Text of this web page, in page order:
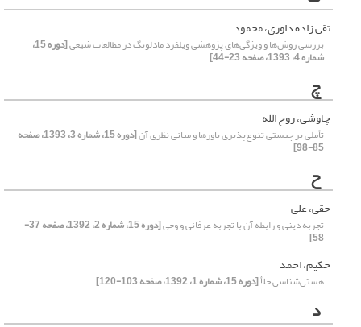
تقی زاده داوری، محمود
بررسی روش‌ها و ویژگی‌های پژوهشی ویلفرد مادلونگ در مطالعات شیعی [دوره 15،
شماره 4، 1393، صفحه 23-44]
چ
چاوشی، روح الله
تأملی بر چیستی تنوع‌پذیری باورها و مبانی نظری آن [دوره 15، شماره 3، 1393، صفحه
85-98]
ح
حقی، علی
تجربه دینی و رابطه آن با تجربه عرفانی و وحی [دوره 15، شماره 2، 1392، صفحه 37-
58]
حکیم، احمد
هستی‌شناسی خلأ[دوره 15، شماره 1، 1392، صفحه 103-120]
د